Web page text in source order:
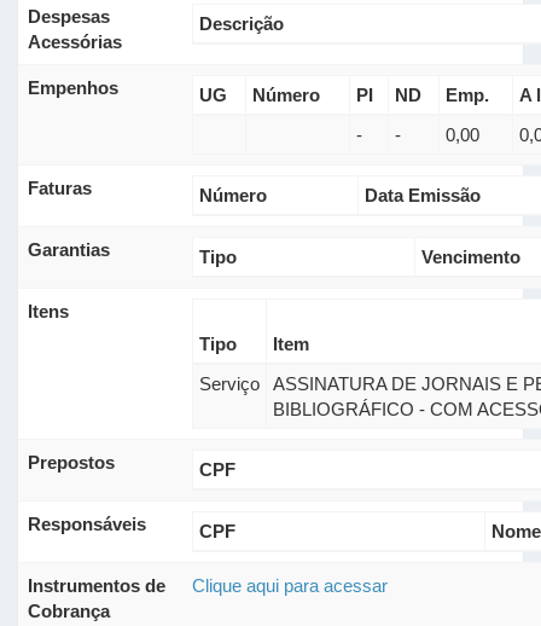
Despesas
Acessórias
Descrição
Empenhos UG Número PI ND Emp.
A
-
- 0,00
Faturas Número Data Emissão
Garantias Tipo Vencimento
Itens
Tipo
Item
Serviço
ASSINATURA DE JORNAIS E
BIBLIOGRÁFICO - COM
Prepostos CPF
Responsáveis CPF Nome
Instrumentos de
Cobrança
Clique aqui para acessar